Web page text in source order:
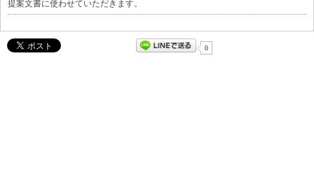
提案文書に使わせていただきます。
0